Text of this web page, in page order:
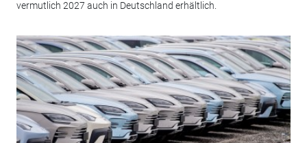
vermutlich 2027 auch in Deutschland erhältlich.